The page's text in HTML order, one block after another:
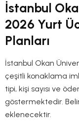
İstanbul
2026 Yurt
Planları
İstanbul Okan
çeşitli konaklama
tipi, kişi sayısı ve
göstermektedir.
eklenecektir.